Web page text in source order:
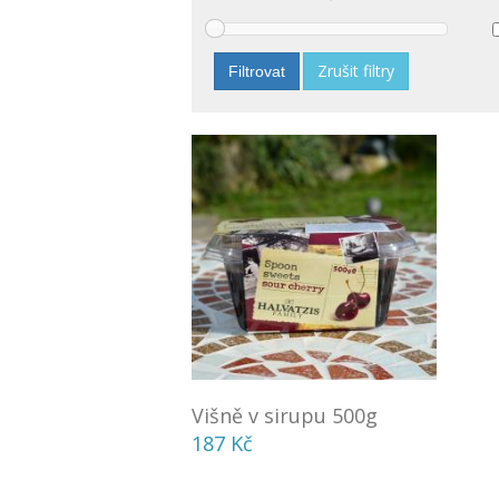
Filtrovat Zrušit filtry
Višně v sirupu 500g
187 Kč